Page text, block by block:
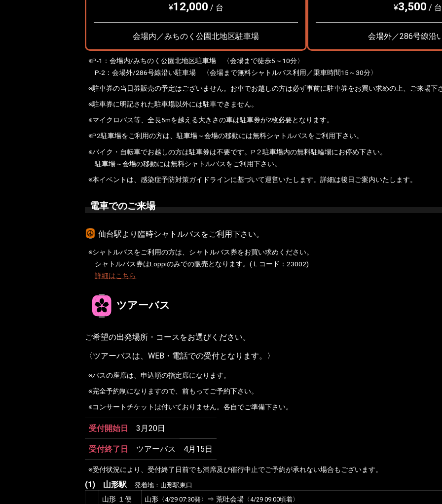
¥12,000 / 台
会場内／みちのく公園北地区駐車場
¥3,500 / 台
会場外／286号線沿
※P-1：会場内/みちのく公園北地区駐車場 〈会場まで徒歩5～10分〉
P-2：会場外/286号線沿い駐車場 〈会場まで無料シャトルバス利用／乗車時間15～30分〉
※駐車券の当日券販売の予定はございません。お車でお越しの方は必ず事前に駐車券をお買い求めの上、ご来場下
※駐車券に明記された駐車場以外には駐車できません。
※マイクロバス等、全長5mを越える大きさの車は駐車券が2枚必要となります。
※P2駐車場をご利用の方は、駐車場～会場の移動には無料シャトルバスをご利用下さい。
※バイク・自転車でお越しの方は駐車券は不要です。P２駐車場内の無料駐輪場にお停め下さい。
駐車場～会場の移動には無料シャトルバスをご利用下さい。
※本イベントは、感染症予防対策ガイドラインに基づいて運営いたします。詳細は後日ご案内いたします。
電車でのご来場
仙台駅より臨時シャトルバスをご利用下さい。
※シャトルバスをご利用の方は、シャトルバス券をお買い求めください。
シャトルバス券はLoppiのみでの販売となります。(Ｌコード：23002)
詳細はこちら
ツアーバス
ご希望の出発場所・コースをお選びください。
〈ツアーバスは、WEB・電話での受付となります。〉
※バスの座席は、申込順の指定席になります。
※完全予約制になりますので、前もってご予約下さい。
※コンサートチケットは付いておりません。各自でご準備下さい。
受付開始日 3月20日
受付終了日 ツアーバス 4月15日
※受付状況により、受付終了日前でも満席及び催行中止でご予約が承れない場合もございます。
(1) 山形駅 発着地：山形駅東口
山形 １便 山形 〈4/29 07:30発〉 ⇒ 荒吐会場 〈4/29 09:00頃着〉